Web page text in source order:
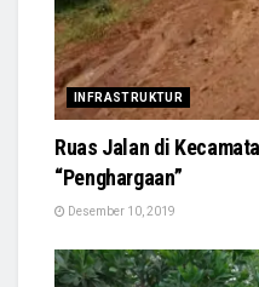
INFRASTRUKTUR
Ruas Jalan di
“Penghargaan”
Desember 10, 2019